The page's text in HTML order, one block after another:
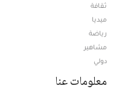
ثقافة
ميديا
رياضة
مشاهير
دولي
معلومات عنا